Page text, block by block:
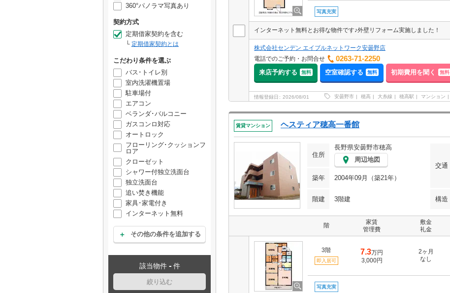
360°パノラマ写真あり
契約方式
定期借家契約を含む
定期借家契約とは
こだわり条件を選ぶ
バス･トイレ別
室内洗濯機置場
駐車場付
エアコン
ベランダ･バルコニー
ガスコンロ対応
オートロック
フローリング･クッションフ
ロア
クローゼット
シャワー付独立洗面台
独立洗面台
追い焚き機能
家具･家電付き
インターネット無料
その他の条件を追加する
該当物件 - 件
絞り込む
写真充実
インターネット無料とお得な物件です♪外壁リフォーム実施しました！
株式会社センデン エイブルネットワーク安曇野店
電話でのご予約・お問合せ
0263-71-2250
来店予約する 無料 空室確認する 無料 初期費用を聞く 無料
情報登録日 2026/08/01 安曇野市 穂高 大糸線 穂高駅 マンション
賃貸マンション ヘスティア穂高一番館
住所
長野県安曇野市穂高
周辺地図
交通
築年 2004年09月（築21年）
階建 3階建 構造
階
家賃
管理費
敷金
礼金
3階
即入居可
7.3万円
3,000円
2ヶ月
なし
写真充実